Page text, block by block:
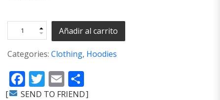
Añadir al carrito
Categories: Clothing, Hoodies
Facebook
Twitter
Email
SEND TO FRIEND